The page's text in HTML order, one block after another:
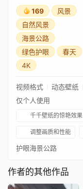
169
风景
自然风景
海景公路
绿色护眼
春天
4K
视频格式 动态壁纸
仅个人使用
千千壁纸的惊艳效果
调整画质和性能
护眼海景公路
作者的其他作品